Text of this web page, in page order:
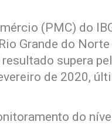
(PMC) do
Grande do Norte
supera
de 2020,
do